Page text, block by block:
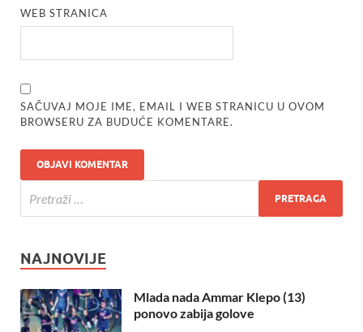
WEB STRANICA
SAČUVAJ MOJE IME, EMAIL I WEB STRANICU U OVOM
BROWSERU ZA BUDUĆE KOMENTARE.
NAJNOVIJE
Mlada nada Ammar Klepo (13)
ponovo zabija golove